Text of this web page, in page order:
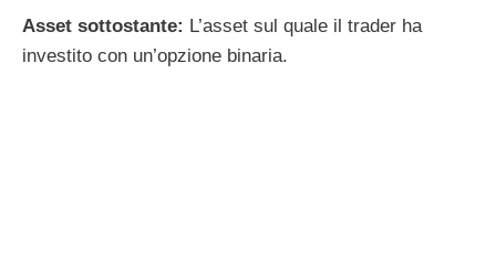
Asset sottostante: L’asset sul quale il trader ha
investito con un’opzione binaria.